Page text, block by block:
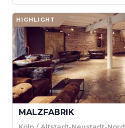
HIGHLIGHT
MALZFABRIK
Köln / Altstadt-Neustadt-Nord